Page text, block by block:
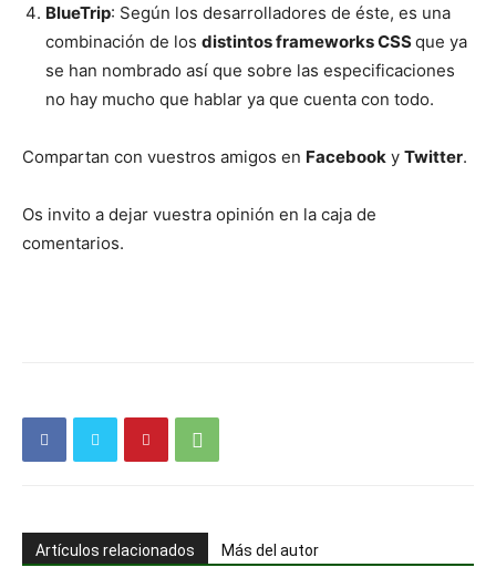
BlueTrip: Según los desarrolladores de éste, es una
combinación de los distintos frameworks CSSque ya
se han nombrado así que sobre las especificaciones
no hay mucho que hablar ya que cuenta con todo.
Compartan con vuestros amigos en Facebook y Twitter.
Os invito a dejar vuestra opinión en la caja de
comentarios.
Artículos relacionados Más del autor